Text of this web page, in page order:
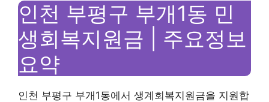
인천 부평구 부개1동 민
생회복지원금 | 주요정보
요약
인천 부평구 부개1동에서 생계회복지원금을 지원합